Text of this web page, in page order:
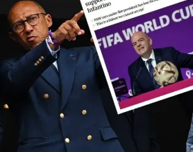
أم لا؟.. مدرب ليفربول يجيب بكلمة
عودة صلاح بعد كأس أمم إفريقيا!
DON'T MISS
أول تعليق من تشابي ألونسو بعد
أرضه أمام مانشستر سيتي